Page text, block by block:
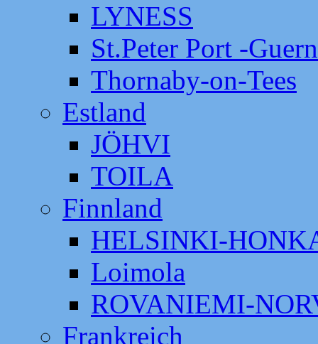
LYNESS
St.Peter Port -
Thornaby-on-Tees
Estland
JÖHVI
TOILA
Finnland
HELSINKI-
Loimola
ROVANIEMI-
Frankreich